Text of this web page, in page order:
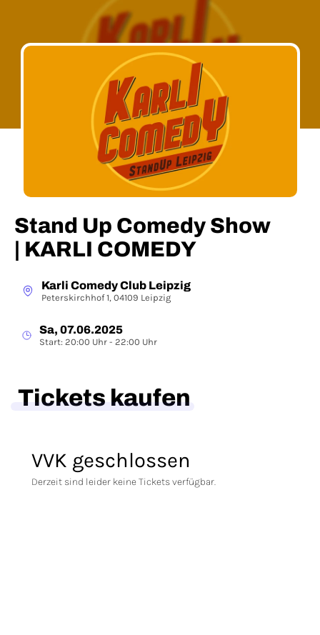
Stand Up Comedy Show
| KARLI COMEDY
Karli Comedy Club Leipzig
Peterskirchhof 1, 04109 Leipzig
Sa, 07.06.2025
Start: 20:00 Uhr - 22:00 Uhr
Tickets kaufen
VVK geschlossen
Derzeit sind leider keine Tickets verfügbar.